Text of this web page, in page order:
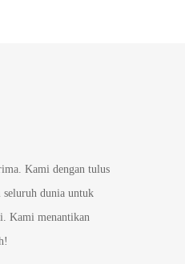
Kami dengan tulus
seluruh dunia untuk
Kami menantikan